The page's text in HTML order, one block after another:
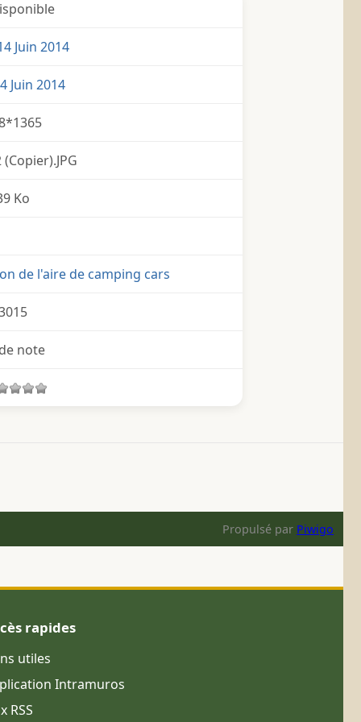
Juin 2014
Juin 2014
Ko
de l'aire de camping cars
note
Propulsé par Piwigo
rapides
utiles
Intramuros
RSS